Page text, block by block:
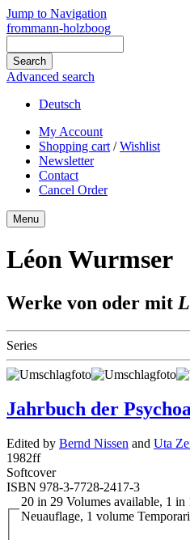
Jump to Navigation
frommann-holzboog
Advanced search
Deutsch
My Account
Shopping cart /Wishlist
Newsletter
Contact
Cancel Order
Menu
Léon Wurmser
Werke von oder mit
Series
Jahrbuch der
Edited by Bernd Nissen and Uta
1982ff
Softcover
ISBN 978-3-7728-2417-3
20 in 29 Volumes available, 1 in
Neuauflage, 1 volume